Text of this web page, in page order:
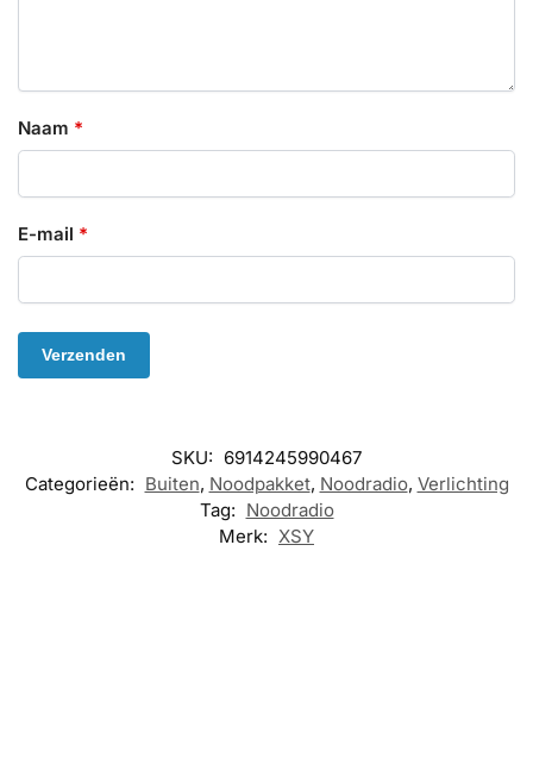
Naam *
E-mail *
SKU: 6914245990467
Categorieën: Buiten, Noodpakket, Noodradio, Verlichting
Tag: Noodradio
Merk: XSY